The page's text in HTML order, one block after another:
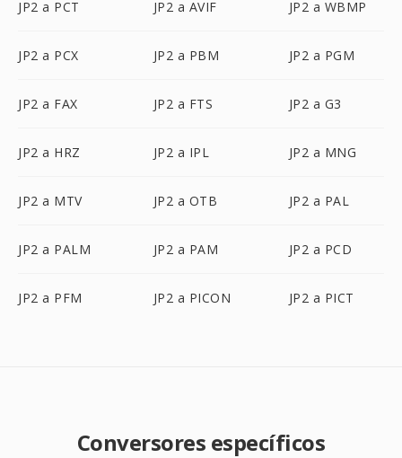
JP2 a PCT JP2 a AVIF JP2 a WBMP
JP2 a PCX JP2 a PBM JP2 a PGM
JP2 a FAX JP2 a FTS JP2 a G3
JP2 a HRZ JP2 a IPL JP2 a MNG
JP2 a MTV JP2 a OTB JP2 a PAL
JP2 a PALM JP2 a PAM JP2 a PCD
JP2 a PFM JP2 a PICON JP2 a PICT
Conversores específicos